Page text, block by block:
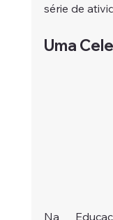
série de
Uma
Na